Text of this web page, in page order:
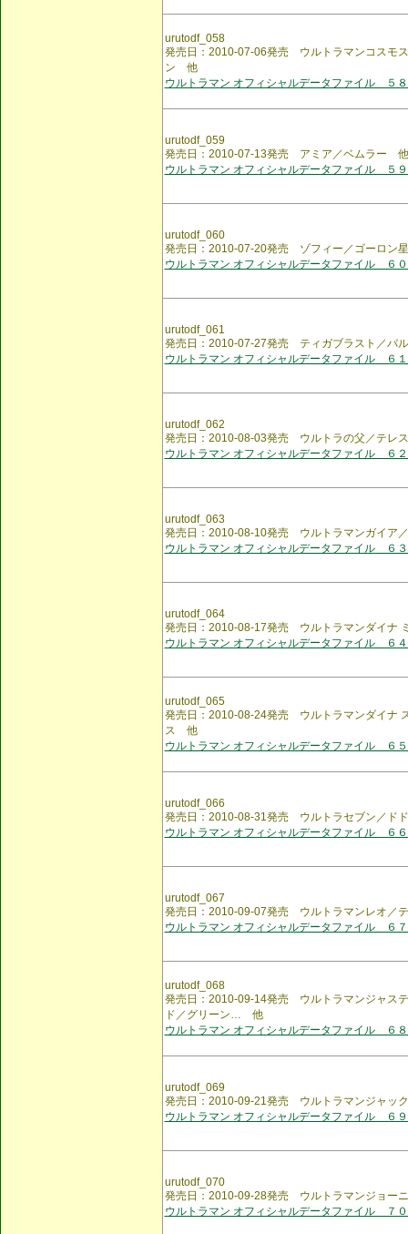
urutodf_058
発売日：2010-07-06発売 ウルトラマンコスモ
ン 他
ウルトラマン オフィシャルデータファイル ５
urutodf_059
発売日：2010-07-13発売 アミア／ベムラー 他
ウルトラマン オフィシャルデータファイル ５
urutodf_060
発売日：2010-07-20発売 ゾフィー／ゴーロン
ウルトラマン オフィシャルデータファイル ６
urutodf_061
発売日：2010-07-27発売 ティガブラスト／バ
ウルトラマン オフィシャルデータファイル ６
urutodf_062
発売日：2010-08-03発売 ウルトラの父／テレ
ウルトラマン オフィシャルデータファイル ６
urutodf_063
発売日：2010-08-10発売 ウルトラマンガイア
ウルトラマン オフィシャルデータファイル ６
urutodf_064
発売日：2010-08-17発売 ウルトラマンダイナ
ウルトラマン オフィシャルデータファイル ６
urutodf_065
発売日：2010-08-24発売 ウルトラマンダイナ
ス 他
ウルトラマン オフィシャルデータファイル ６
urutodf_066
発売日：2010-08-31発売 ウルトラセブン／ド
ウルトラマン オフィシャルデータファイル ６
urutodf_067
発売日：2010-09-07発売 ウルトラマンレオ／
ウルトラマン オフィシャルデータファイル ６
urutodf_068
発売日：2010-09-14発売 ウルトラマンジャス
ド／グリーン… 他
ウルトラマン オフィシャルデータファイル ６
urutodf_069
発売日：2010-09-21発売 ウルトラマンジャッ
ウルトラマン オフィシャルデータファイル ６
urutodf_070
発売日：2010-09-28発売 ウルトラマンジョー
ウルトラマン オフィシャルデータファイル ７